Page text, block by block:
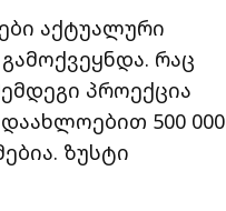
აქტუალური
რაც
პროექცია
დაახლოებით 500 000
ზუსტი